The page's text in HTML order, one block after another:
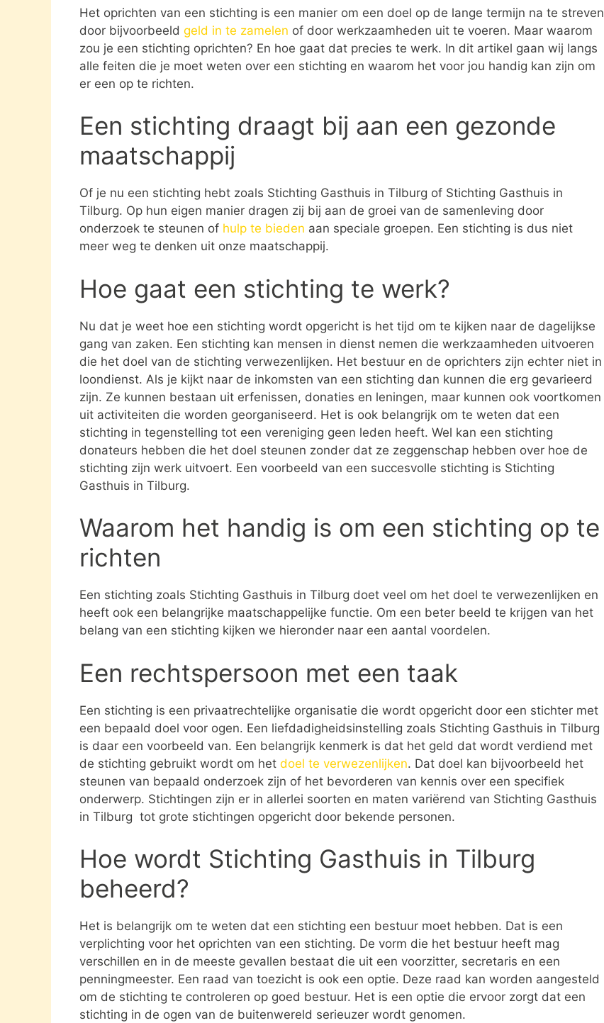
Het oprichten van een stichting is een manier om een doel op de lange termijn na te streven
door bijvoorbeeld geld in te zamelen of door werkzaamheden uit te voeren. Maar waarom
zou je een stichting oprichten? En hoe gaat dat precies te werk. In dit artikel gaan wij langs
alle feiten die je moet weten over een stichting en waarom het voor jou handig kan zijn om
er een op te richten.
Een stichting draagt bij aan een gezonde
maatschappij
Of je nu een stichting hebt zoals Stichting Gasthuis in Tilburg of Stichting Gasthuis in
Tilburg. Op hun eigen manier dragen zij bij aan de groei van de samenleving door
onderzoek te steunen of hulp te bieden aan speciale groepen. Een stichting is dus niet
meer weg te denken uit onze maatschappij.
Hoe gaat een stichting te werk?
Nu dat je weet hoe een stichting wordt opgericht is het tijd om te kijken naar de dagelijkse
gang van zaken. Een stichting kan mensen in dienst nemen die werkzaamheden uitvoeren
die het doel van de stichting verwezenlijken. Het bestuur en de oprichters zijn echter niet in
loondienst. Als je kijkt naar de inkomsten van een stichting dan kunnen die erg gevarieerd
zijn. Ze kunnen bestaan uit erfenissen, donaties en leningen, maar kunnen ook voortkomen
uit activiteiten die worden georganiseerd. Het is ook belangrijk om te weten dat een
stichting in tegenstelling tot een vereniging geen leden heeft. Wel kan een stichting
donateurs hebben die het doel steunen zonder dat ze zeggenschap hebben over hoe de
stichting zijn werk uitvoert. Een voorbeeld van een succesvolle stichting is Stichting
Gasthuis in Tilburg.
Waarom het handig is om een stichting op te
richten
Een stichting zoals Stichting Gasthuis in Tilburg doet veel om het doel te verwezenlijken en
heeft ook een belangrijke maatschappelijke functie. Om een beter beeld te krijgen van het
belang van een stichting kijken we hieronder naar een aantal voordelen.
Een rechtspersoon met een taak
Een stichting is een privaatrechtelijke organisatie die wordt opgericht door een stichter met
een bepaald doel voor ogen. Een liefdadigheidsinstelling zoals Stichting Gasthuis in Tilburg
is daar een voorbeeld van. Een belangrijk kenmerk is dat het geld dat wordt verdiend met
de stichting gebruikt wordt om het doel te verwezenlijken. Dat doel kan bijvoorbeeld het
steunen van bepaald onderzoek zijn of het bevorderen van kennis over een specifiek
onderwerp. Stichtingen zijn er in allerlei soorten en maten variërend van Stichting Gasthuis
in Tilburg tot grote stichtingen opgericht door bekende personen.
Hoe wordt Stichting Gasthuis in Tilburg
beheerd?
Het is belangrijk om te weten dat een stichting een bestuur moet hebben. Dat is een
verplichting voor het oprichten van een stichting. De vorm die het bestuur heeft mag
verschillen en in de meeste gevallen bestaat die uit een voorzitter, secretaris en een
penningmeester. Een raad van toezicht is ook een optie. Deze raad kan worden aangesteld
om de stichting te controleren op goed bestuur. Het is een optie die ervoor zorgt dat een
stichting in de ogen van de buitenwereld serieuzer wordt genomen.